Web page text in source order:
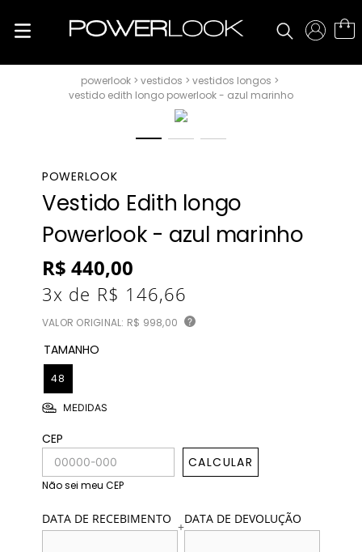
vestidos
vestidos longos
vestido edith longo powerlook - azul marinho
POWERLOOK
Vestido Edith longo
Powerlook - azul marinho
R$ 440,00
3x de R$ 146,66
VALOR ORIGINAL: R$ 998,00 ?
TAMANHO
48
MEDIDAS
CEP
CALCULAR
Não sei meu CEP
DATA DE RECEBIMENTO +DATA DE DEVOLUÇÃO